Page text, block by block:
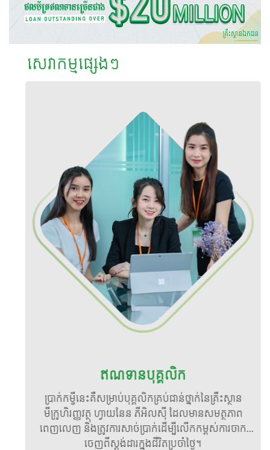
សេវាកម្មផ្សេងៗ
ឥណទានបុគ្គលិក
ប្រាក់កម្ចីនេះគឺសម្រាប់បុគ្គលិកគ្រប់ជាន់ថ្នាក់នៃគ្រឹះស្ថាន
មីក្រូហិរញ្ញវត្ថុ ហ្វាយនែន ភីអិលស៊ី ដែលមានសមត្ថភាព
ពេញលេញ និងត្រូវការសាច់ប្រាក់ដើម្បីលើកកម្ពស់ការចាក
ចេញពីស្តង់ដារក្នុងជីវិតប្រចាំថ្ងៃ។